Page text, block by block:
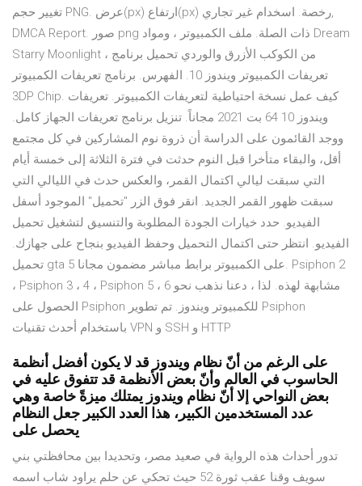
تغيير حجم PNG. عرض(px) ارتفاع(px) رخصة. اسخدام غير تجاري,
DMCA Report. صور png ذات الصلة. ملف الكمبيوتر ، ومواد Dream
Starry Moonlight ، من الكوكب الأزرق والوردي تحميل برنامج
تعريفات الكمبيوتر ويندوز 10. الفهرس. برنامج تعريفات الكمبيوتر
3DP Chip. كيف عمل نسخة احتياطية لتعريفات الكمبيوتر. تعريفات
ويندوز 10 64 بت 2021 مجاناً. تنزيل برنامج تعريفات الجهاز كامل.
ووجد القائمون على الدراسة أن ذروة نوم المشاركين في كل مجتمع
أقل، والبقاء متأخرا قبل النوم حدثت في فترة الثلاثة إلى خمسة أيام
التي سبقت ليالي اكتمال القمر، والعكس حدث في الليالي التي
سبقت ظهور القمر الجديد. انقر فوق الزر "تحميل" الموجود أسفل
الفيديو. حدد خيارات الجودة المطلوبة والتنسيق لتشغيل تحميل
الفيديو. انتظر حتى اكتمال التحميل وحفظ الفيديو بنجاح على جهازك.
تحميل gta 5 على الكمبيوتر برابط مباشر مضمون مجانا. Psiphon 2
، Psiphon 3 ، 4 ، Psiphon 5 ، 6 مشابهة لهذه. لذا ، دعنا نذهب نحو
الحصول على Psiphon للكمبيوتر ويندوز. تم تطوير Psiphon
باستخدام أحدث تقنيات VPN و SSH و HTTP
على الرغم من أنّ نظام ويندوز قد لا يكون أفضل أنظمة
الحاسوب في العالم وأنّ بعض الأنظمة قد تتفوق عليه في
بعض النواحي إلا أنّ نظام ويندوز يمتلك ميزةً خاصة وهي
عدد المستخدمين الكبير، هذا العدد الكبير جعل النظام
يحصل على
تدور أحداث هذه الرواية في صعيد مصر، وتحديدا بين محافظتي بني
سويف وقنا عقب ثورة 52 حيث تحكي عن حلم يراود شاب اسمه